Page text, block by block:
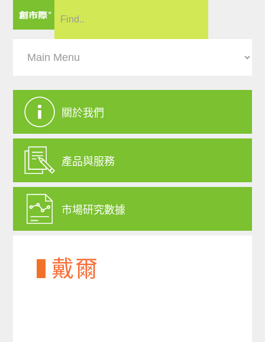
關於我們
產品與服務
市場研究數據
戴爾